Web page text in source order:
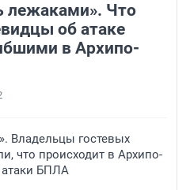
лежаками». Что
об атаке
в Архипо-
Владельцы гостевых
что происходит в Архипо-
БПЛА